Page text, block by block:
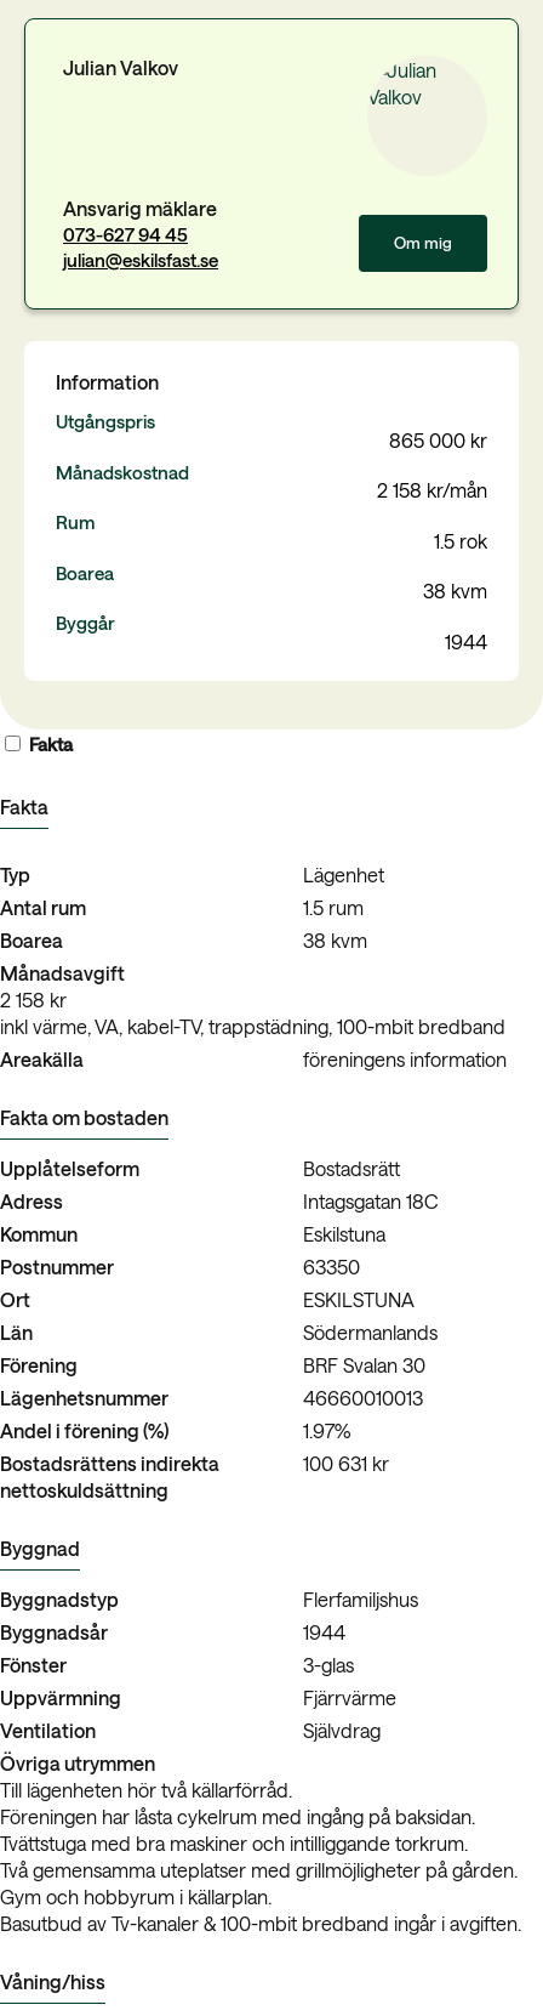
Om mig
Julian Valkov
Ansvarig mäklare
073-627 94 45
julian@eskilsfast.se
Information
Utgångspris
865 000 kr
Månadskostnad
2 158 kr/mån
Rum
1.5 rok
Boarea
38 kvm
Byggår
1944
Fakta
Fakta
Typ
Lägenhet
Antal rum
1.5 rum
Boarea
38 kvm
Månadsavgift
2 158 kr
inkl värme, VA, kabel-TV, trappstädning, 100-mbit bredband
Areakälla
föreningens information
Fakta om bostaden
Upplåtelseform
Bostadsrätt
Adress
Intagsgatan 18C
Kommun
Eskilstuna
Postnummer
63350
Ort
ESKILSTUNA
Län
Södermanlands
Förening
BRF Svalan 30
Lägenhetsnummer
46660010013
Andel i förening (%)
1.97%
Bostadsrättens indirekta
nettoskuldsättning
100 631 kr
Byggnad
Byggnadstyp
Flerfamiljshus
Byggnadsår
1944
Fönster
3-glas
Uppvärmning
Fjärrvärme
Ventilation
Självdrag
Övriga utrymmen
Till lägenheten hör två källarförråd.
Föreningen har låsta cykelrum med ingång på baksidan.
Tvättstuga med bra maskiner och intilliggande torkrum.
Två gemensamma uteplatser med grillmöjligheter på gården.
Gym och hobbyrum i källarplan.
Basutbud av Tv-kanaler & 100-mbit bredband ingår i avgiften.
Våning/hiss